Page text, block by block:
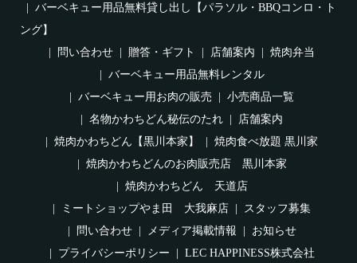
バーベキュー用品無料貸し出し【パラソル・BBQコンロ・ト
ング】
問い合わせ
贈答・ギフト 店舗案内
焼肉弁当
バーベキュー用品無料レンタル
バーベキュー用お肉の販売
小売商品一覧
名物かわちどん秘伝のたれ
店舗案内
焼肉かわちどん【黒川本家】
焼肉食べ放題 黒川家
焼肉かわちどんのお肉販売店 黒川本家
焼肉かわちどん 天道店
ミートショップやま田 大我麻店
スタッフ募集
問い合わせ
メディア掲載情報
お知らせ
プライバシーポリシー
LEC HAPPINESS株式会社